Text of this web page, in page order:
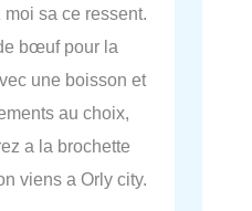
sa ce ressent.
bœuf pour la
une boisson et
au choix,
a la brochette
viens a Orly city.